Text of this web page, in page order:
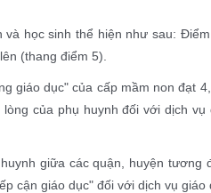
học sinh thể hiện như sau:
(thang điểm 5).
giáo dục" của cấp mầm non đạt
của phụ huynh đối với dịch
giữa các quận, huyện
cận giáo dục" đối với dịch vụ